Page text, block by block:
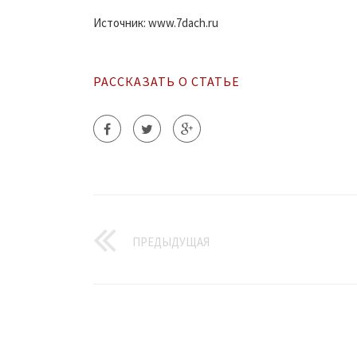
Источник: www.7dach.ru
РАССКАЗАТЬ О СТАТЬЕ
ПРЕДЫДУЩАЯ